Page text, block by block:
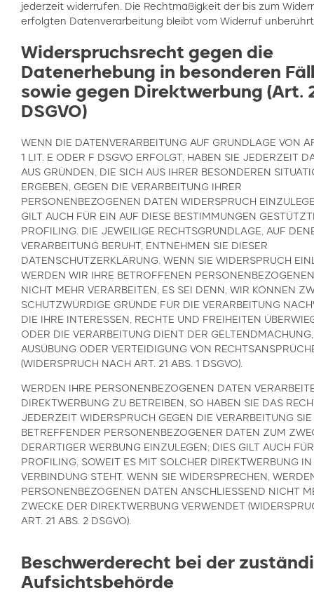
jederzeit widerrufen. Die Rechtmäßigkeit der bis zum
erfolgten Datenverarbeitung bleibt vom Widerruf
Widerspruchsrecht gegen die
Datenerhebung in besonderen
sowie gegen Direktwerbung (Art.
DSGVO)
WENN DIE DATENVERARBEITUNG AUF GRUNDLAGE VON
1 LIT. E ODER F DSGVO ERFOLGT, HABEN SIE JEDERZEIT
AUS GRÜNDEN, DIE SICH AUS IHRER BESONDEREN
ERGEBEN, GEGEN DIE VERARBEITUNG IHRER
PERSONENBEZOGENEN DATEN WIDERSPRUCH
GILT AUCH FÜR EIN AUF DIESE BESTIMMUNGEN
PROFILING. DIE JEWEILIGE RECHTSGRUNDLAGE, AUF
VERARBEITUNG BERUHT, ENTNEHMEN SIE DIESER
DATENSCHUTZERKLÄRUNG. WENN SIE WIDERSPRUCH
WERDEN WIR IHRE BETROFFENEN
NICHT MEHR VERARBEITEN, ES SEI DENN, WIR KÖNNEN
SCHUTZWÜRDIGE GRÜNDE FÜR DIE VERARBEITUNG
DIE IHRE INTERESSEN, RECHTE UND FREIHEITEN
ODER DIE VERARBEITUNG DIENT DER GELTENDMACHUNG,
AUSÜBUNG ODER VERTEIDIGUNG VON
(WIDERSPRUCH NACH ART. 21 ABS. 1 DSGVO).
WERDEN IHRE PERSONENBEZOGENEN DATEN
DIREKTWERBUNG ZU BETREIBEN, SO HABEN SIE DAS
JEDERZEIT WIDERSPRUCH GEGEN DIE VERARBEITUNG SIE
BETREFFENDER PERSONENBEZOGENER DATEN ZUM
DERARTIGER WERBUNG EINZULEGEN; DIES GILT AUCH
PROFILING, SOWEIT ES MIT SOLCHER DIREKTWERBUNG IN
VERBINDUNG STEHT. WENN SIE WIDERSPRECHEN,
PERSONENBEZOGENEN DATEN ANSCHLIESSEND NICHT
ZWECKE DER DIREKTWERBUNG VERWENDET
ART. 21 ABS. 2 DSGVO).
Beschwerderecht bei der
Aufsichtsbehörde